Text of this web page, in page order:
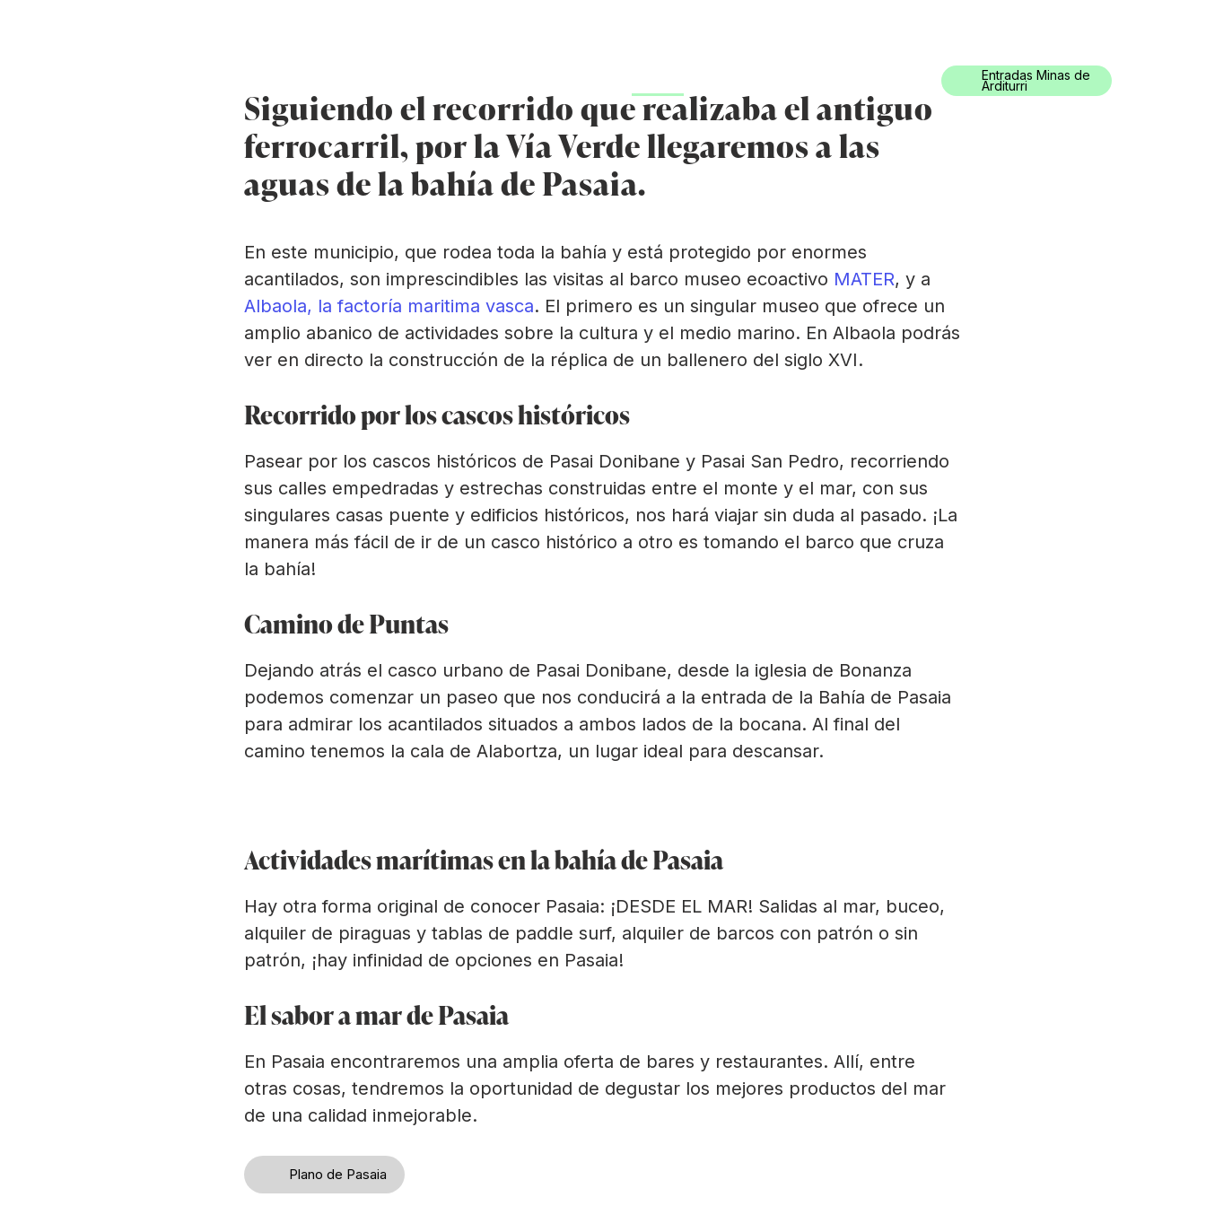
Entradas Minas de
Arditurri
Siguiendo el recorrido que realizaba el antiguo
ferrocarril, por la Vía Verde llegaremos a las
aguas de la bahía de Pasaia.
En este municipio, que rodea toda la bahía y está protegido por enormes
acantilados, son imprescindibles las visitas al barco museo ecoactivo MATER, y a
Albaola, la factoría maritima vasca. El primero es un singular museo que ofrece un
amplio abanico de actividades sobre la cultura y el medio marino. En Albaola podrás
ver en directo la construcción de la réplica de un ballenero del siglo XVI.
Recorrido por los cascos históricos
Pasear por los cascos históricos de Pasai Donibane y Pasai San Pedro, recorriendo
sus calles empedradas y estrechas construidas entre el monte y el mar, con sus
singulares casas puente y edificios históricos, nos hará viajar sin duda al pasado. ¡La
manera más fácil de ir de un casco histórico a otro es tomando el barco que cruza
la bahía!
Camino de Puntas
Dejando atrás el casco urbano de Pasai Donibane, desde la iglesia de Bonanza
podemos comenzar un paseo que nos conducirá a la entrada de la Bahía de Pasaia
para admirar los acantilados situados a ambos lados de la bocana. Al final del
camino tenemos la cala de Alabortza, un lugar ideal para descansar.
Actividades marítimas en la bahía de Pasaia
Hay otra forma original de conocer Pasaia: ¡DESDE EL MAR! Salidas al mar, buceo,
alquiler de piraguas y tablas de paddle surf, alquiler de barcos con patrón o sin
patrón, ¡hay infinidad de opciones en Pasaia!
El sabor a mar de Pasaia
En Pasaia encontraremos una amplia oferta de bares y restaurantes. Allí, entre
otras cosas, tendremos la oportunidad de degustar los mejores productos del mar
de una calidad inmejorable.
Plano de Pasaia